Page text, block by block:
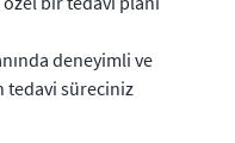
deneyimli ve
tedavi süreciniz